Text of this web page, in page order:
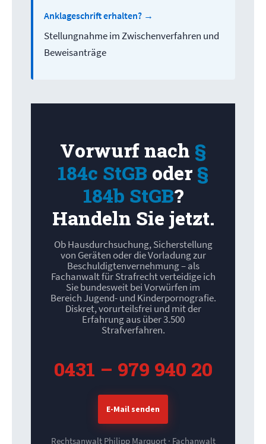
Anklageschrift erhalten? →
Stellungnahme im Zwischenverfahren und
Beweisanträge
Vorwurf nach §
184c StGB oder §
184b StGB?
Handeln Sie jetzt.
Ob Hausdurchsuchung, Sicherstellung
von Geräten oder die Vorladung zur
Beschuldigtenvernehmung – als
Fachanwalt für Strafrecht verteidige ich
Sie bundesweit bei Vorwürfen im
Bereich Jugend- und Kinderpornografie.
Diskret, vorurteilsfrei und mit der
Erfahrung aus über 3.500
Strafverfahren.
0431 – 979 940 20
E-Mail senden
Rechtsanwalt Philipp Marquort · Fachanwalt